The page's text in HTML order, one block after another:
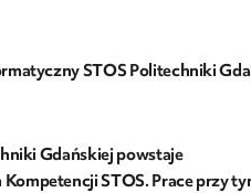
STOS Politechniki
Gdańskiej powstaje
STOS. Prace przy